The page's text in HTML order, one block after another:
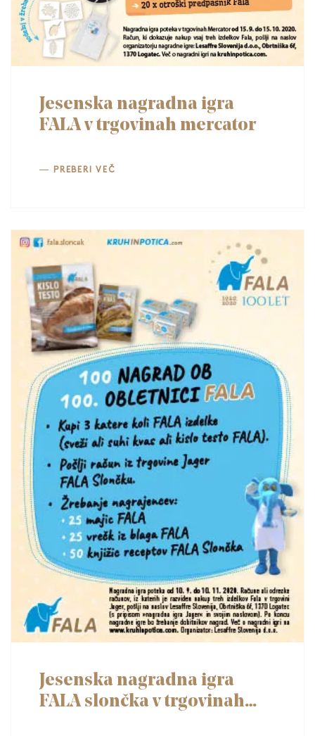
Jesenska nagradna igra
FALA v trgovinah mercator
PREBERI VEČ
Jesenska nagradna igra
FALA slončka v trgovinah